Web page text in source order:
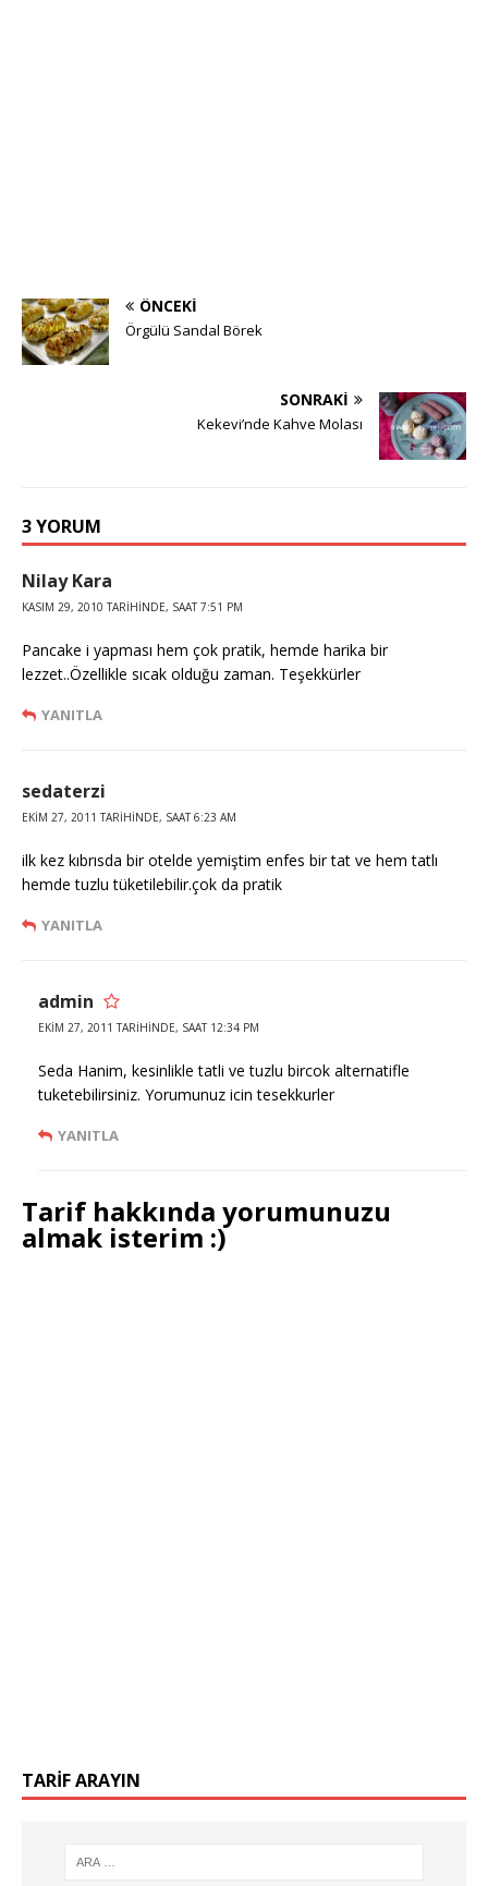
ÖNCEKI
Örgülü Sandal Börek
SONRAKI
Kekevi’nde Kahve Molası
3 YORUM
Nilay Kara
KASIM 29, 2010 TARIHINDE, SAAT 7:51 PM
Pancake i yapması hem çok pratik, hemde harika bir
lezzet..Özellikle sıcak olduğu zaman. Teşekkürler
YANITLA
sedaterzi
EKIM 27, 2011 TARIHINDE, SAAT 6:23 AM
ilk kez kıbrısda bir otelde yemiştim enfes bir tat ve hem tatlı
hemde tuzlu tüketilebilir.çok da pratik
YANITLA
admin
EKIM 27, 2011 TARIHINDE, SAAT 12:34 PM
Seda Hanim, kesinlikle tatli ve tuzlu bircok alternatifle
tuketebilirsiniz. Yorumunuz icin tesekkurler
YANITLA
Tarif hakkında yorumunuzu
almak isterim :)
TARIF ARAYIN